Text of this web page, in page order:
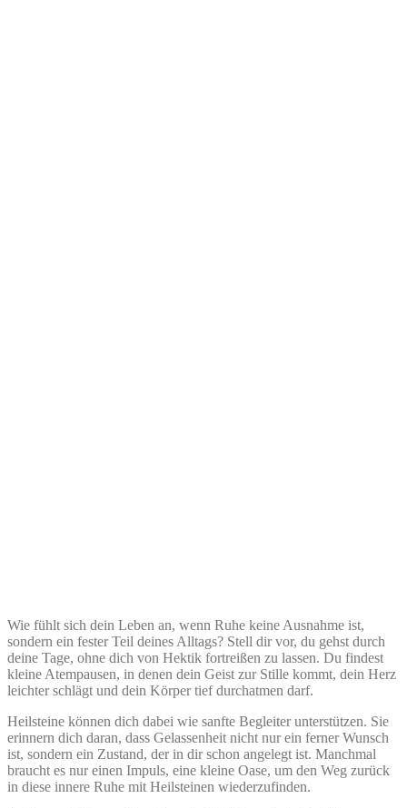
Wie fühlt sich dein Leben an, wenn Ruhe keine Ausnahme ist,
sondern ein fester Teil deines Alltags? Stell dir vor, du gehst durch
deine Tage, ohne dich von Hektik fortreißen zu lassen. Du findest
kleine Atempausen, in denen dein Geist zur Stille kommt, dein Herz
leichter schlägt und dein Körper tief durchatmen darf.
Heilsteine können dich dabei wie sanfte Begleiter unterstützen. Sie
erinnern dich daran, dass Gelassenheit nicht nur ein ferner Wunsch
ist, sondern ein Zustand, der in dir schon angelegt ist. Manchmal
braucht es nur einen Impuls, eine kleine Oase, um den Weg zurück
in diese innere Ruhe mit Heilsteinen wiederzufinden.